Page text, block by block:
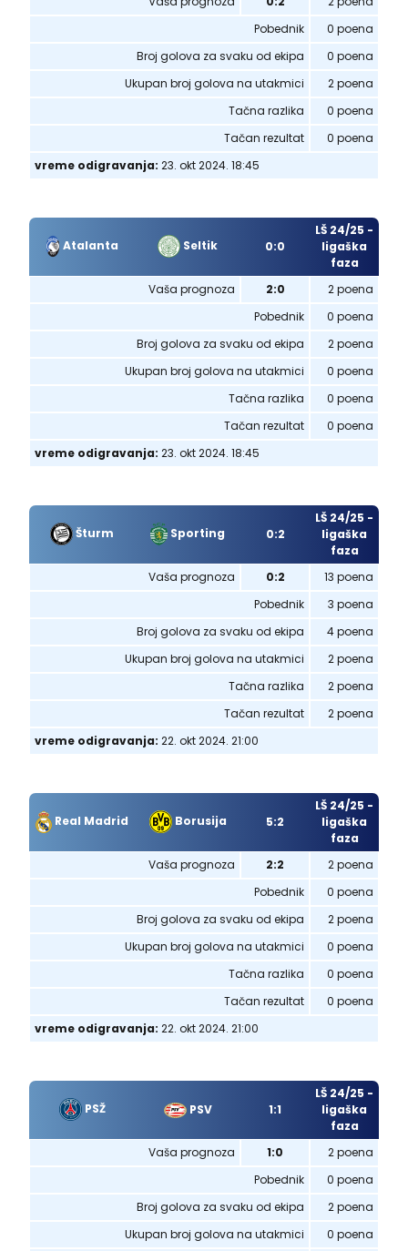
Pobednik
0 poena
Broj golova za svaku od ekipa
0 poena
Ukupan broj golova na utakmici
2 poena
Tačna razlika
0 poena
Tačan rezultat
0 poena
vreme odigravanja: 23. okt 2024. 18:45
Atalanta Seltik 0:0
LŠ 24/25 -
ligaška
faza
Vaša prognoza
2:0
2 poena
Pobednik
0 poena
Broj golova za svaku od ekipa
2 poena
Ukupan broj golova na utakmici
0 poena
Tačna razlika
0 poena
Tačan rezultat
0 poena
vreme odigravanja: 23. okt 2024. 18:45
Šturm Sporting 0:2
LŠ 24/25 -
ligaška
faza
Vaša prognoza
0:2
13 poena
Pobednik
3 poena
Broj golova za svaku od ekipa
4 poena
Ukupan broj golova na utakmici
2 poena
Tačna razlika
2 poena
Tačan rezultat
2 poena
vreme odigravanja: 22. okt 2024. 21:00
Real Madrid Borusija 5:2
LŠ 24/25 -
ligaška
faza
Vaša prognoza
2:2
2 poena
Pobednik
0 poena
Broj golova za svaku od ekipa
2 poena
Ukupan broj golova na utakmici
0 poena
Tačna razlika
0 poena
Tačan rezultat
0 poena
vreme odigravanja: 22. okt 2024. 21:00
PSŽ PSV 1:1
LŠ 24/25 -
ligaška
faza
Vaša prognoza
1:0
2 poena
Pobednik
0 poena
Broj golova za svaku od ekipa
2 poena
Ukupan broj golova na utakmici
0 poena